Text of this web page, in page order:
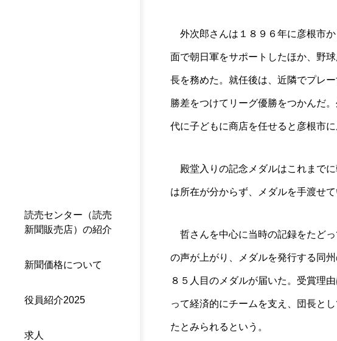
読売センター（読売
新聞販売店）の紹介
新聞価格について
役員紹介2025
求人
外次郎さんは１８９６年に彦根市
面で朝日軍をサポートしたほか、野
長を務めた。就任後は、近隣でプレ
勝差をつけてリーグ優勝をつかんだ
代に子どもに商店を任せると彦根市に
殿堂入りの記念メダルはこれまで
は所在が分からず、メダルを手渡せて
哲さんを中心に当時の記録をたど
の声が上がり、メダルを発行する同
８５人目のメダルが届いた。受賞理
って経済的にチームを支え、団長と
たとみられるという。